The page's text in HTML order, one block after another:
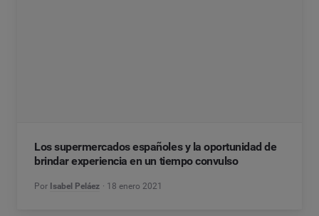
Los supermercados españoles y la oportunidad de
brindar experiencia en un tiempo convulso
Por Isabel Peláez 18 enero 2021